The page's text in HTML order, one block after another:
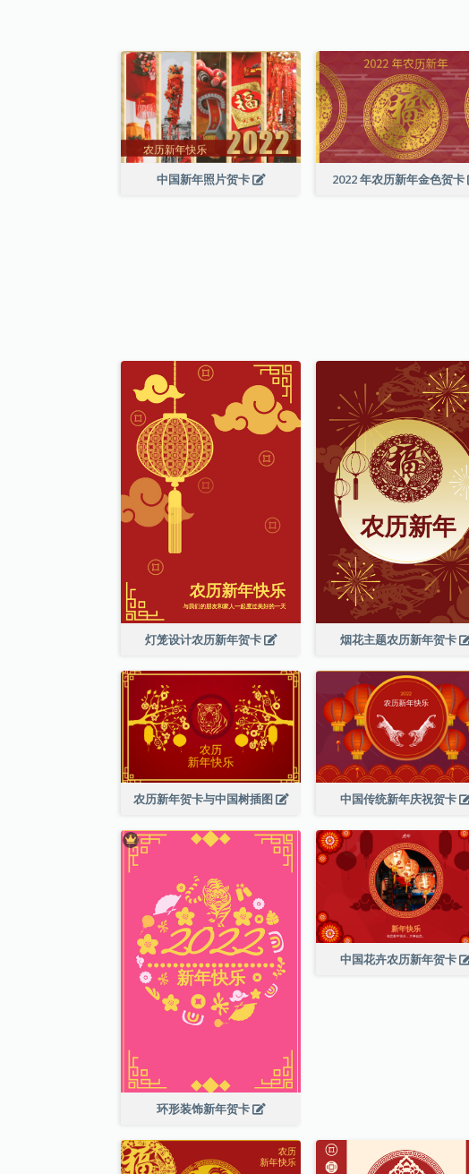
中国新年照片贺卡 2022 年农历新年金色贺卡
灯笼设计农历新年贺卡 烟花主题农历新年贺卡
农历新年贺卡与中国树插图 中国传统新年庆祝贺卡
环形装饰新年贺卡
中国花卉农历新年贺卡